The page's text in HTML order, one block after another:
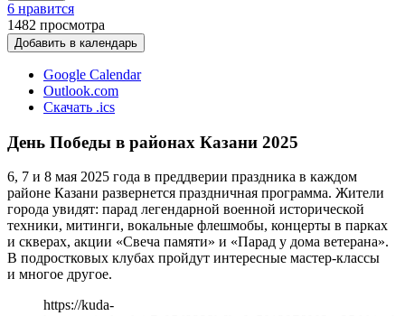
6 нравится
1482 просмотра
Добавить в календарь
Google Calendar
Outlook.com
Скачать .ics
День Победы в районах Казани 2025
6, 7 и 8 мая 2025 года в преддверии праздника в каждом
районе Казани развернется праздничная программа. Жители
города увидят: парад легендарной военной исторической
техники, митинги, вокальные флешмобы, концерты в парках
и скверах, акции «Свеча памяти» и «Парад у дома ветерана».
В подростковых клубах пройдут интересные мастер-классы
и многое другое.
https://kuda-